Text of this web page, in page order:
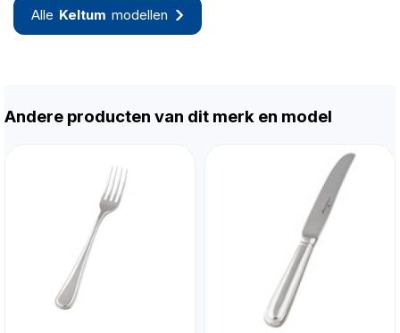
Alle Keltum modellen
Andere producten van dit merk en model